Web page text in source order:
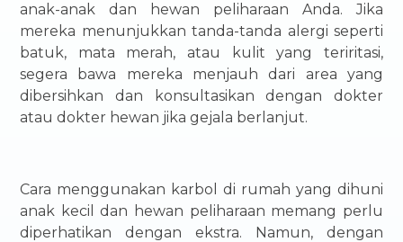
anak-anak dan hewan peliharaan Anda. Jika
mereka menunjukkan tanda-tanda alergi seperti
batuk, mata merah, atau kulit yang teriritasi,
segera bawa mereka menjauh dari area yang
dibersihkan dan konsultasikan dengan dokter
atau dokter hewan jika gejala berlanjut.
Cara menggunakan karbol di rumah yang dihuni
anak kecil dan hewan peliharaan memang perlu
diperhatikan dengan ekstra. Namun, dengan